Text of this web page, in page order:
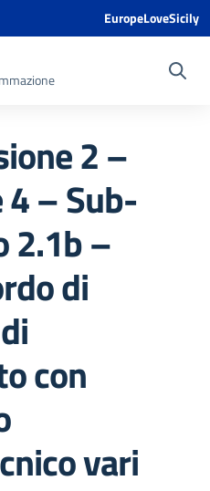
EuropeLoveSicily
2 –
– Sub-
2.1b –
di
con
vari